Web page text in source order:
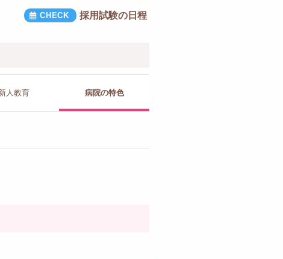
採用試験の日程
人教育 病院の特色